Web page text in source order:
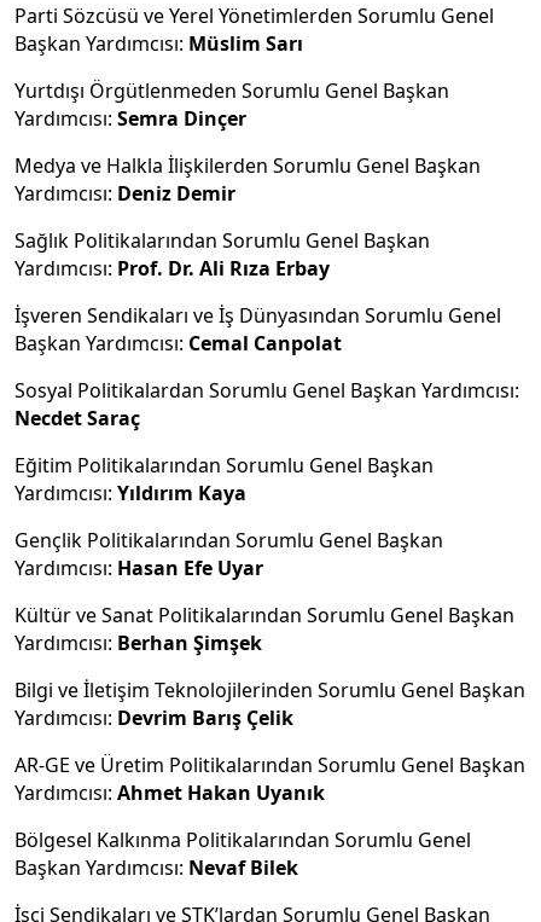
Parti Sözcüsü ve Yerel Yönetimlerden Sorumlu Genel
Başkan Yardımcısı: Müslim Sarı
Yurtdışı Örgütlenmeden Sorumlu Genel Başkan
Yardımcısı: Semra Dinçer
Medya ve Halkla İlişkilerden Sorumlu Genel Başkan
Yardımcısı: Deniz Demir
Sağlık Politikalarından Sorumlu Genel Başkan
Yardımcısı: Prof. Dr. Ali Rıza Erbay
İşveren Sendikaları ve İş Dünyasından Sorumlu Genel
Başkan Yardımcısı: Cemal Canpolat
Sosyal Politikalardan Sorumlu Genel Başkan Yardımcısı:
Necdet Saraç
Eğitim Politikalarından Sorumlu Genel Başkan
Yardımcısı: Yıldırım Kaya
Gençlik Politikalarından Sorumlu Genel Başkan
Yardımcısı: Hasan Efe Uyar
Kültür ve Sanat Politikalarından Sorumlu Genel Başkan
Yardımcısı: Berhan Şimşek
Bilgi ve İletişim Teknolojilerinden Sorumlu Genel Başkan
Yardımcısı: Devrim Barış Çelik
AR-GE ve Üretim Politikalarından Sorumlu Genel Başkan
Yardımcısı: Ahmet Hakan Uyanık
Bölgesel Kalkınma Politikalarından Sorumlu Genel
Başkan Yardımcısı: Nevaf Bilek
İşçi Sendikaları ve STK’lardan Sorumlu Genel Başkan